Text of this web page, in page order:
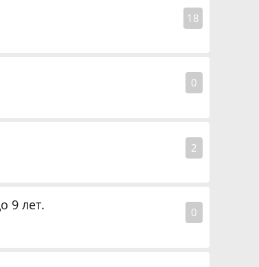
18
0
2
0
9 лет.